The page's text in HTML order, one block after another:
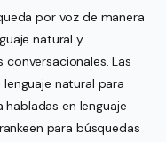
por voz de manera
natural y
Las
natural para
en lenguaje
para búsquedas